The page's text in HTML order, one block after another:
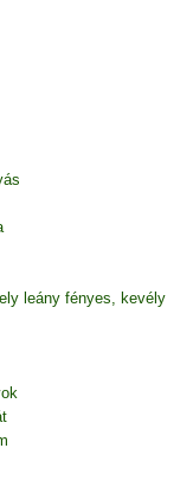
leány fényes, kevély